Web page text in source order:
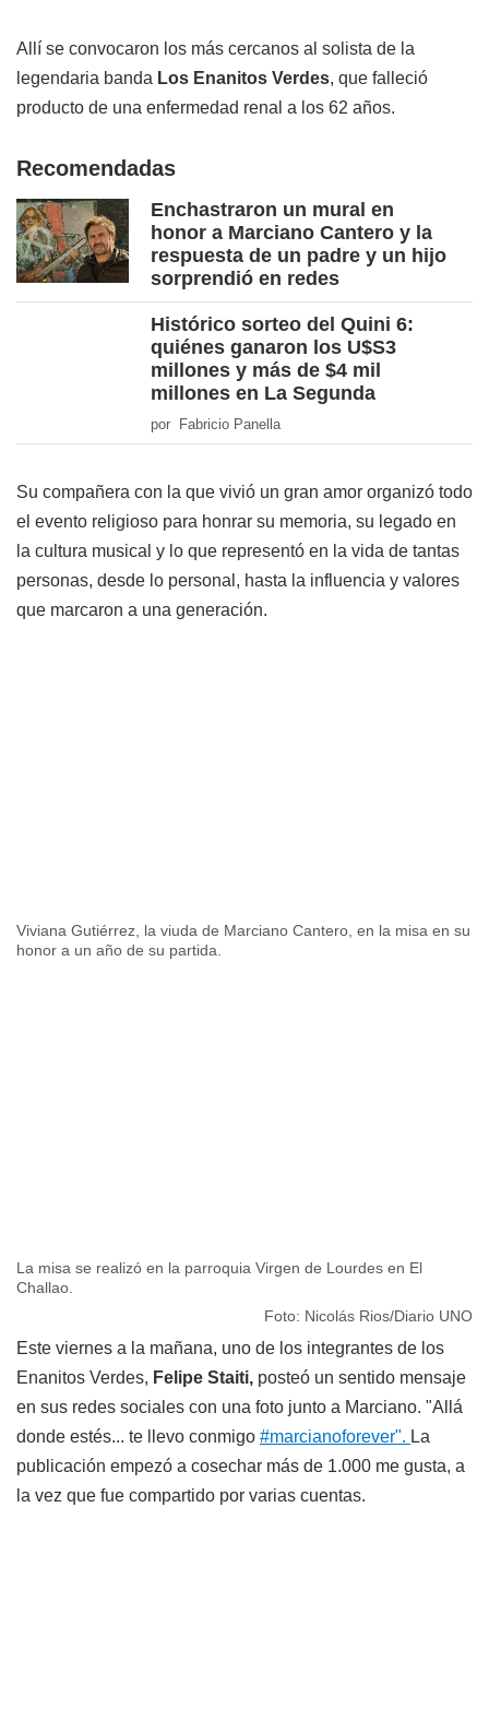
Allí se convocaron los más cercanos al solista de la
legendaria banda Los Enanitos Verdes, que falleció
producto de una enfermedad renal a los 62 años.
Recomendadas
Enchastraron un mural en
honor a Marciano Cantero y la
respuesta de un padre y un hijo
sorprendió en redes
Histórico sorteo del Quini 6:
quiénes ganaron los U$S3
millones y más de $4 mil
millones en La Segunda
por Fabricio Panella
Su compañera con la que vivió un gran amor organizó todo
el evento religioso para honrar su memoria, su legado en
la cultura musical y lo que representó en la vida de tantas
personas, desde lo personal, hasta la influencia y valores
que marcaron a una generación.
Viviana Gutiérrez, la viuda de Marciano Cantero, en la misa en su
honor a un año de su partida.
La misa se realizó en la parroquia Virgen de Lourdes en El
Challao.
Foto: Nicolás Rios/Diario UNO
Este viernes a la mañana, uno de los integrantes de los
Enanitos Verdes, Felipe Staiti, posteó un sentido mensaje
en sus redes sociales con una foto junto a Marciano. "Allá
donde estés... te llevo conmigo #marcianoforever". La
publicación empezó a cosechar más de 1.000 me gusta, a
la vez que fue compartido por varias cuentas.